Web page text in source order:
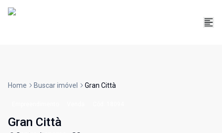
Home Buscar imóvel Gran Città
Gran Città